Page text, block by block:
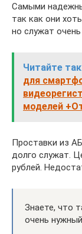
Самыми
так как они
но служат
Читайте
для
моделей
Проставки из
долго служат.
рублей.
Знаете, что
очень